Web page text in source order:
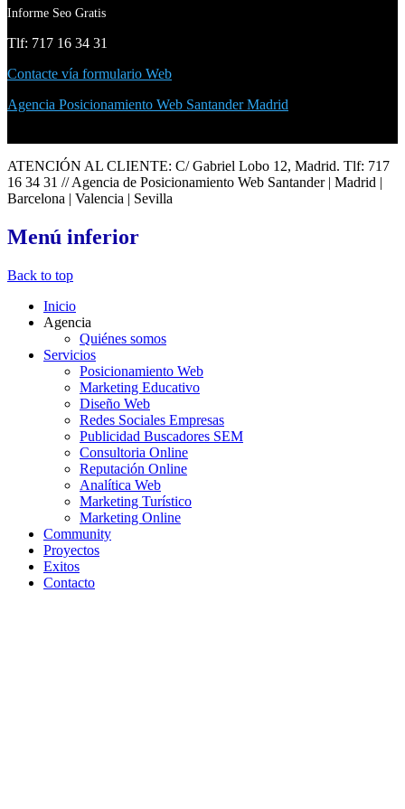
Informe Seo Gratis
Tlf: 717 16 34 31
Contacte vía formulario Web
Agencia Posicionamiento Web Santander Madrid
ATENCIÓN AL CLIENTE: C/ Gabriel Lobo 12, Madrid. Tlf: 717
16 34 31 // Agencia de Posicionamiento Web Santander | Madrid |
Barcelona | Valencia | Sevilla
Menú inferior
Back to top
Inicio
Agencia
Quiénes somos
Servicios
Posicionamiento Web
Marketing Educativo
Diseño Web
Redes Sociales Empresas
Publicidad Buscadores SEM
Consultoria Online
Reputación Online
Analítica Web
Marketing Turístico
Marketing Online
Community
Proyectos
Exitos
Contacto